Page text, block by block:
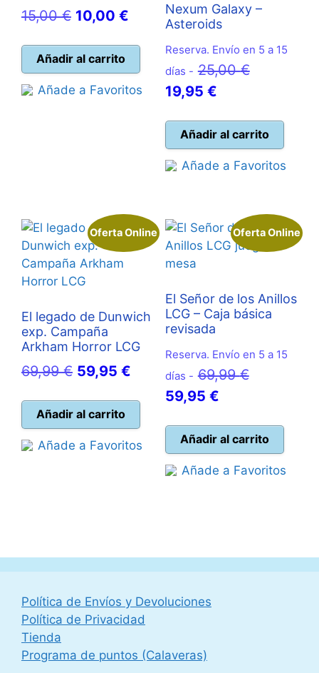
15,00€ El
original
10,00 €
actual
10,00 €.
Añadir al carrito
Añade a Favoritos
Nexum Galaxy –
Asteroids
Reserva. Envío en 5 a 15
días - 25,00€El
era:
19,95 €El
actual
Añadir al carrito
Añade a Favoritos
Oferta Online
El legado de Dunwich
exp. Campaña
Arkham Horror LCG
69,99€ El
original
era:
69,99 €.
59,95 €
precio
es:
59,95 €.
Añadir al carrito
Añade a Favoritos
Oferta Online
El Señor de los Anillos
LCG – Caja básica
revisada
Reserva. Envío en 5 a 15
días - 69,99€El
era:
69,99 €.
59,95 €El
actual
es:
59,95 €.
Añadir al carrito
Añade a Favoritos
Política de Envíos y Devoluciones
Política de Privacidad
Tienda
Programa de puntos (Calaveras)